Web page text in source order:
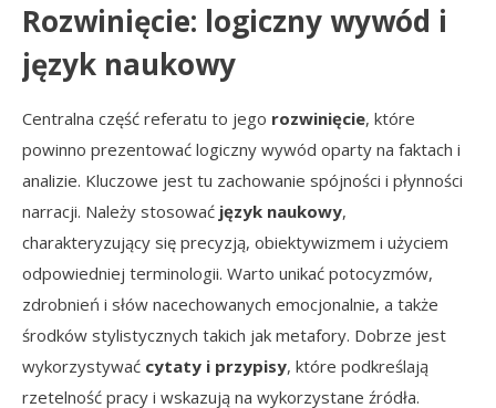
Rozwinięcie: logiczny wywód i
język naukowy
Centralna część referatu to jego rozwinięcie, które
powinno prezentować logiczny wywód oparty na faktach i
analizie. Kluczowe jest tu zachowanie spójności i płynności
narracji. Należy stosować język naukowy,
charakteryzujący się precyzją, obiektywizmem i użyciem
odpowiedniej terminologii. Warto unikać potocyzmów,
zdrobnień i słów nacechowanych emocjonalnie, a także
środków stylistycznych takich jak metafory. Dobrze jest
wykorzystywać cytaty i przypisy, które podkreślają
rzetelność pracy i wskazują na wykorzystane źródła.